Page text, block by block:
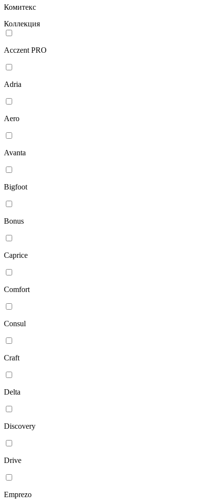
Комитекс
Коллекция
Acczent PRO
Adria
Aero
Avanta
Bigfoot
Bonus
Caprice
Comfort
Consul
Craft
Delta
Discovery
Drive
Emprezo